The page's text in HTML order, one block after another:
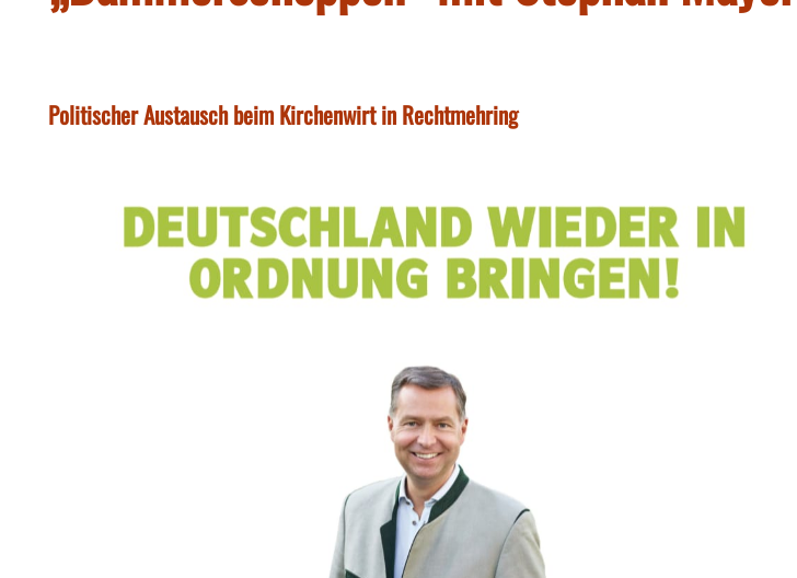
Politischer Austausch beim Kirchenwirt in Rechtmehring